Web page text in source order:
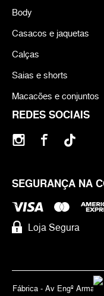
REDES SOCIAIS
SEGURANÇA NA
Loja Segura
Body
Casacos e jaquetas
Calças
Saias e shorts
Macacões e conjuntos
Fábrica - Av Engº